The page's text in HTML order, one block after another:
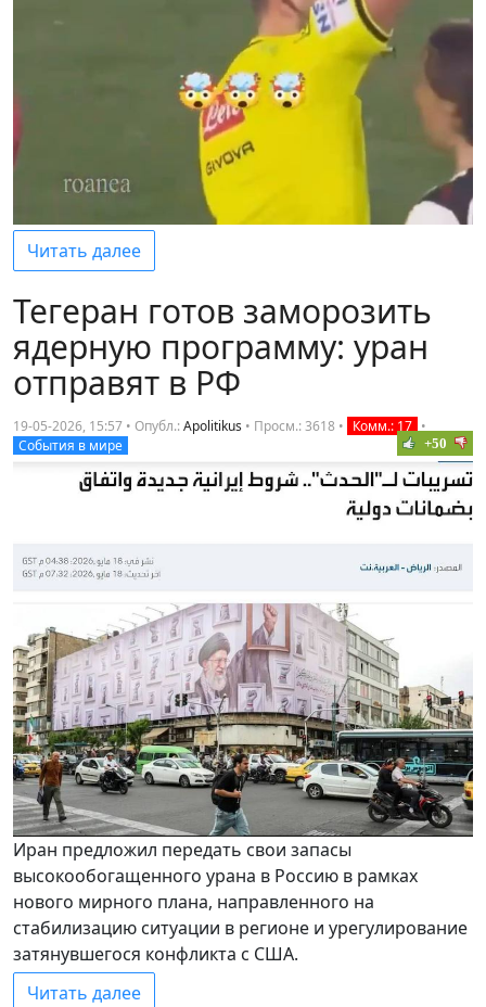
Читать далее
Тегеран готов заморозить
ядерную программу: уран
отправят в РФ
19-05-2026, 15:57 • Опубл.:Apolitikus • Просм.: 3618 • Комм.: 17 •
События в мире
+50
Иран предложил передать свои запасы
высокообогащенного урана в Россию в рамках
нового мирного плана, направленного на
стабилизацию ситуации в регионе и урегулирование
затянувшегося конфликта с США.
Читать далее